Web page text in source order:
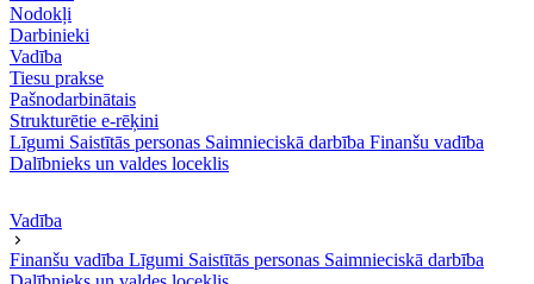
Nodokļi
Darbinieki
Vadība
Tiesu prakse
Pašnodarbinātais
Strukturētie e-rēķini
Līgumi Saistītās personas Saimnieciskā darbība Finanšu vadība
Dalībnieks un valdes loceklis
Vadība
Finanšu vadība Līgumi Saistītās personas Saimnieciskā darbība